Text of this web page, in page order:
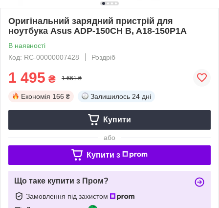
Оригінальний зарядний пристрій для
ноутбука Asus ADP-150CH B, A18-150P1A
В наявності
Код: RC-00000007428
Роздріб
1 495 ₴ 1 661 ₴
Економія 166 ₴ Залишилось 24 дні
Купити
або
Купити з
Що таке купити з Пром?
Замовлення під захистом